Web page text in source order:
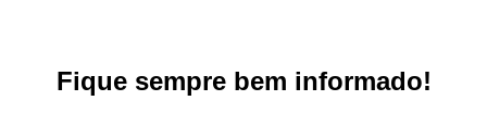
Fique sempre bem informado!